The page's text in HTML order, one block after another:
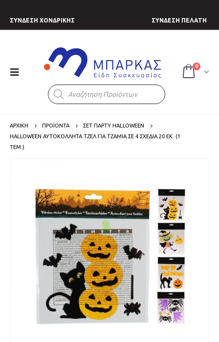
ΣΥΝΔΕΣΗ ΧΟΝΔΡΙΚΗΣ ΣΥΝΔΕΣΗ ΠΕΛΑΤΗ
Products
search
0
ΑΡΧΙΚΗ ΠΡΟΪΟΝΤΑ
ΣΕΤ ΠΑΡΤΥ HALLOWEEN
HALLOWEEN ΑΥΤΟΚΌΛΛΗΤΑ ΤΖΈΛ ΓΙΑ ΤΖΆΜΙΑ ΣΕ 4 ΣΧΈΔΙΑ 20 ΕΚ. (1
ΤΕΜ.)